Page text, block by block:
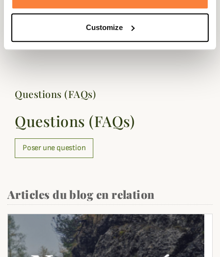
Customize
Genre Femme
isolante
POLARTEC
Questions (FAQs)
Questions (FAQs)
Poser une question
Articles du blog en relation